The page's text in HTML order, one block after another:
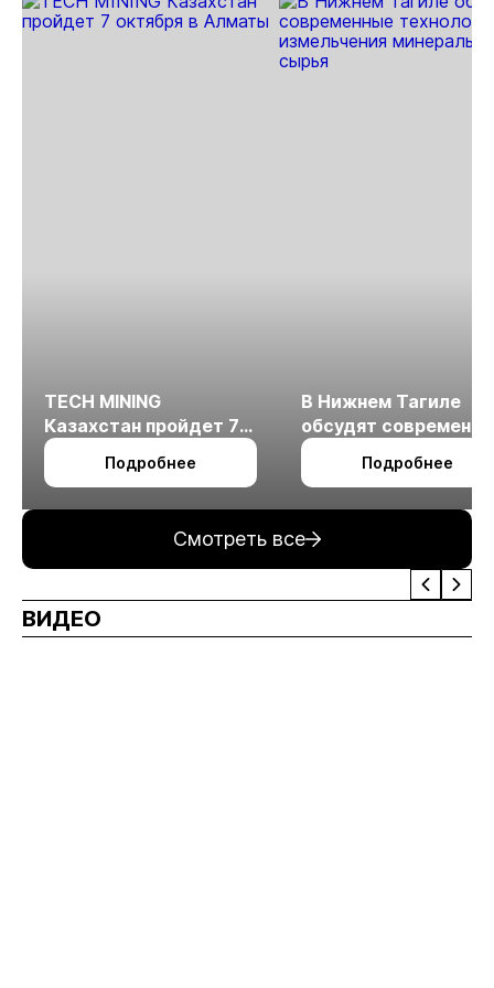
TECH MINING
Казахстан пройдет 7
октября в Алматы
Подробнее
В Нижнем Тагиле
обсудят
технологии
измельчения
Подробнее
Смотреть все
ВИДЕО